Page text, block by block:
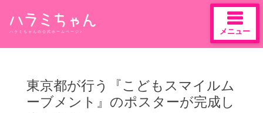
content
ハラミちゃんの公式ホームページ♪ メニュー
東京都が行う『こどもスマイルム
ーブメント』のポスターが完成し